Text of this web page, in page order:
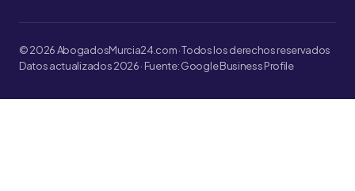
© 2026 AbogadosMurcia24.com · Todos los derechos reservados
Datos actualizados 2026 · Fuente: Google Business Profile